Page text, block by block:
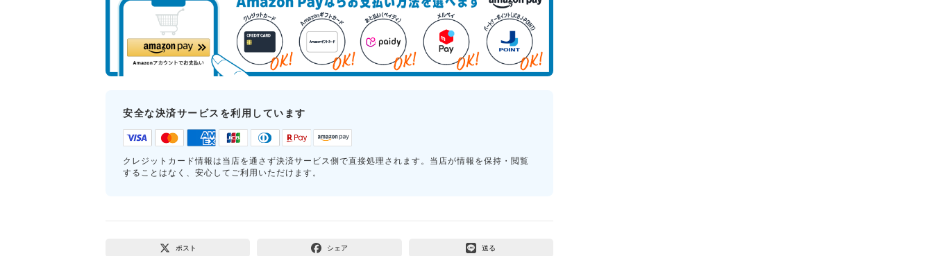
安全な決済サービスを利用しています
クレジットカード情報は当店を通さず決済サービス側で直接処理されます。当店が情報を保持・閲覧
することはなく、安心してご利用いただけます。
ポスト シェア 送る